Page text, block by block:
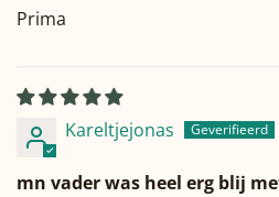
Prima
Kareltjejonas
mn vader was heel erg blij